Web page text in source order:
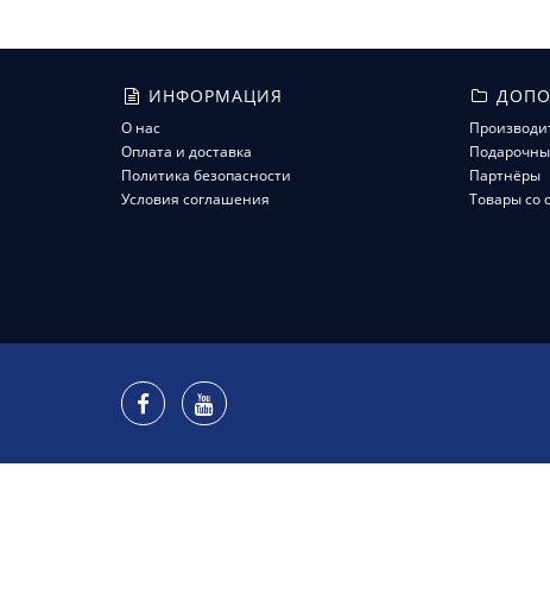
ИНФОРМАЦИЯ
О нас
Оплата и доставка
Политика безопасности
Условия соглашения
Партнёры
Товары со